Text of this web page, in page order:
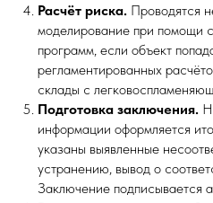
Расчёт риска. Проводятся
моделирование при помощи
программ, если объект
регламентированных
склады с
Подготовка заключения.
информации оформляется
указаны выявленные
устранению, вывод о
Заключение подписывается